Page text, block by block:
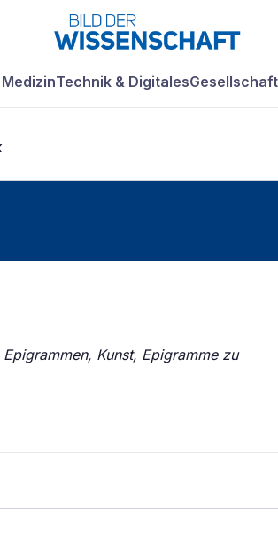
Technik & Digitales
Kunst, Epigramme zu